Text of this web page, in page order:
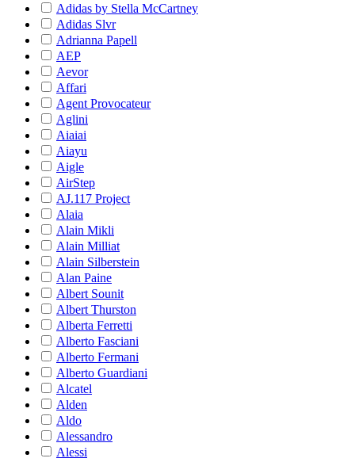
Adidas by Stella McCartney
Adidas Slvr
Adrianna Papell
AEP
Aevor
Affari
Agent Provocateur
Aglini
Aiaiai
Aiayu
Aigle
AirStep
AJ.117 Project
Alaia
Alain Mikli
Alain Milliat
Alain Silberstein
Alan Paine
Albert Sounit
Albert Thurston
Alberta Ferretti
Alberto Fasciani
Alberto Fermani
Alberto Guardiani
Alcatel
Alden
Aldo
Alessandro
Alessi